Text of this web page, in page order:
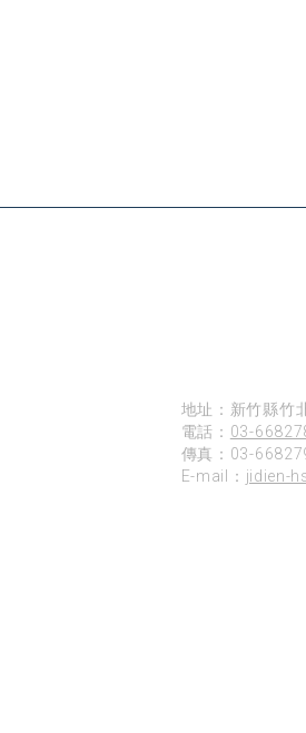
地址：新竹縣竹
電話： 03-
傳真：03-
E-mail： jidien-